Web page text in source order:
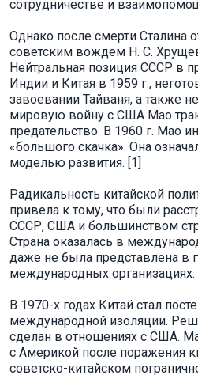
сотрудничестве и
Однако после смерти
советским вождем Н. С.
Нейтральная позиция СССР в
Индии и Китая в 1959 г.,
завоевании Тайваня, а также
мировую войну с США Мао
предательство. В 1960 г. Мао
«большого скачка». Она
моделью развития. [1]
Радикальность китайской
привела к тому, что были
СССР, США и большинством
Страна оказалась в
даже не была представлена в
международных организациях.
В 1970-х годах Китай стал
международной изоляции.
сделан в отношениях с США.
с Америкой после поражения
советско-китайском